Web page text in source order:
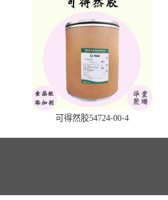
可得然胶54724-00-4